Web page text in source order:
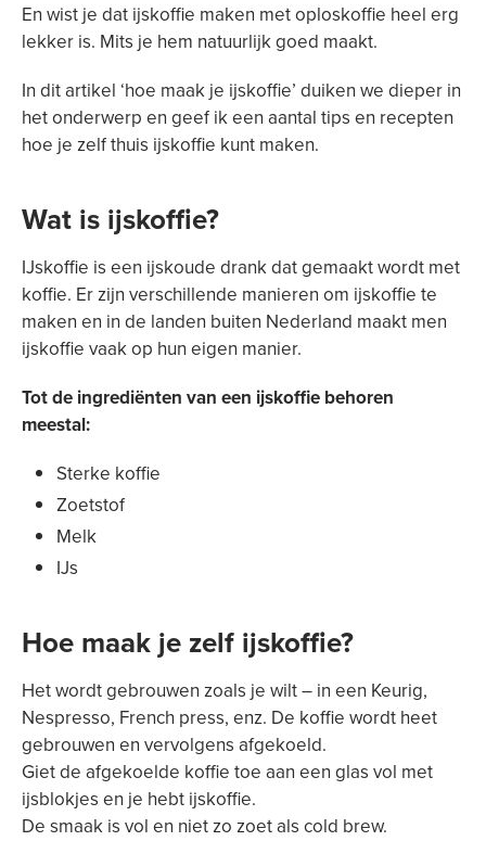
En wist je dat ijskoffie maken met oploskoffie heel erg
lekker is. Mits je hem natuurlijk goed maakt.
In dit artikel ‘hoe maak je ijskoffie’ duiken we dieper in
het onderwerp en geef ik een aantal tips en recepten
hoe je zelf thuis ijskoffie kunt maken.
Wat is ijskoffie?
IJskoffie is een ijskoude drank dat gemaakt wordt met
koffie. Er zijn verschillende manieren om ijskoffie te
maken en in de landen buiten Nederland maakt men
ijskoffie vaak op hun eigen manier.
Tot de ingrediënten van een ijskoffie behoren
meestal:
Sterke koffie
Zoetstof
Melk
IJs
Hoe maak je zelf ijskoffie?
Het wordt gebrouwen zoals je wilt – in een Keurig,
Nespresso, French press, enz. De koffie wordt heet
gebrouwen en vervolgens afgekoeld.
Giet de afgekoelde koffie toe aan een glas vol met
ijsblokjes en je hebt ijskoffie.
De smaak is vol en niet zo zoet als cold brew.